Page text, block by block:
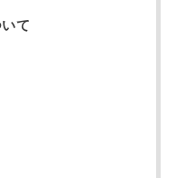
て